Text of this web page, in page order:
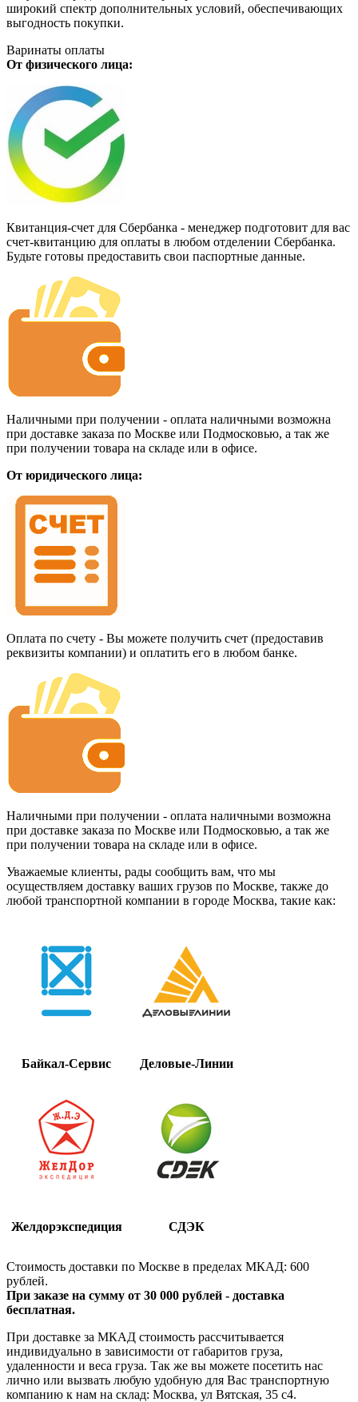
широкий спектр дополнительных условий, обеспечивающих
выгодность покупки.
Варинаты оплаты
От физического лица:
Квитанция-счет для Сбербанка - менеджер подготовит для вас
счет-квитанцию для оплаты в любом отделении Сбербанка.
Будьте готовы предоставить свои паспортные данные.
Наличными при получении - оплата наличными возможна
при доставке заказа по Москве или Подмосковью, а так же
при получении товара на складе или в офисе.
От юридического лица:
Оплата по счету - Вы можете получить счет (предоставив
реквизиты компании) и оплатить его в любом банке.
Наличными при получении - оплата наличными возможна
при доставке заказа по Москве или Подмосковью, а так же
при получении товара на складе или в офисе.
Уважаемые клиенты, рады сообщить вам, что мы
осуществляем доставку ваших грузов по Москве, также до
любой транспортной компании в городе Москва, такие как:
Байкал-Сервис Деловые-Линии
Желдорэкспедиция СДЭК
Стоимость доставки по Москве в пределах МКАД: 600
рублей.
При заказе на сумму от 30 000 рублей - доставка
бесплатная.
При доставке за МКАД стоимость рассчитывается
индивидуально в зависимости от габаритов груза,
удаленности и веса груза. Так же вы можете посетить нас
лично или вызвать любую удобную для Вас транспортную
компанию к нам на склад: Москва, ул Вятская, 35 c4.